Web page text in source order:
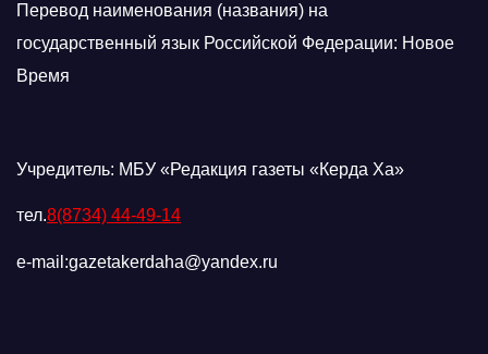
Перевод наименования (названия) на
государственный язык Российской Федерации: Новое
Время
Учредитель: МБУ «Редакция газеты «Керда Ха»
тел.8(8734) 44-49-14
e-mail:gazetakerdaha@yandex.ru